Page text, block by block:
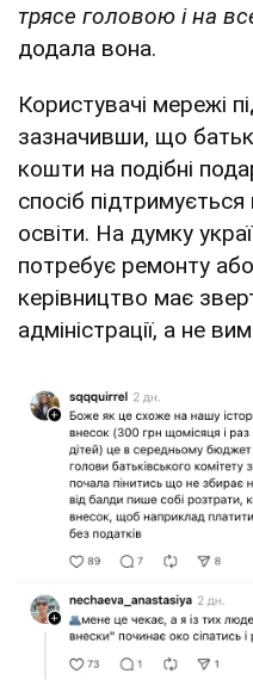
трясе головою і на
додала вона.
Користувачі мережі
зазначивши, що
кошти на подібні
спосіб
освіти. На думку
потребує ремонту або
керівництво має
адміністрації, а не